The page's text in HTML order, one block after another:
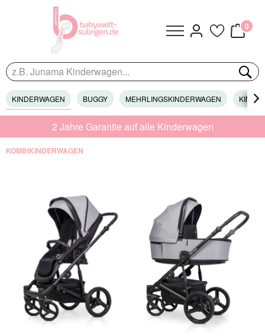
0
KINDERWAGEN BUGGY MEHRLINGSKINDERWAGEN 
2 Jahre Garantie auf alle Kinderwagen
KOMBIKINDERWAGEN